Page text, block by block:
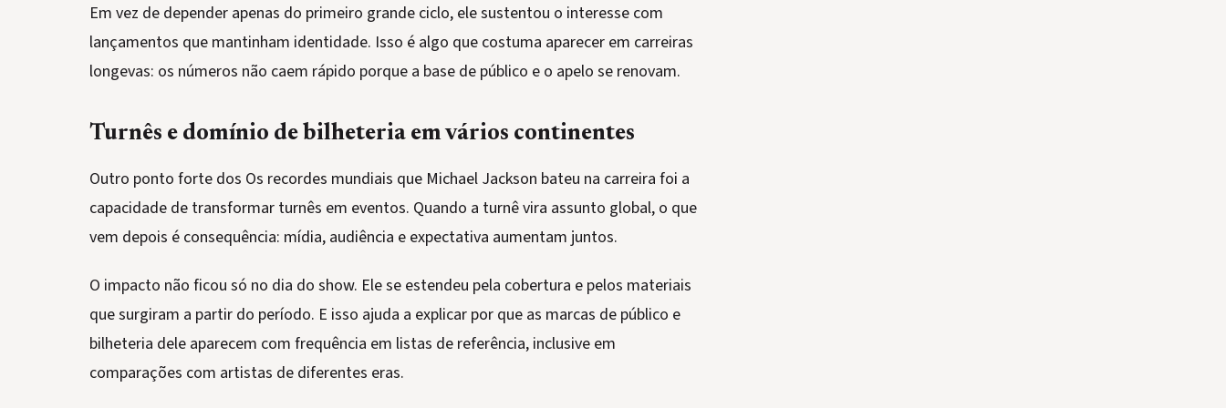
Em vez de depender apenas do primeiro grande ciclo, ele sustentou o interesse com
lançamentos que mantinham identidade. Isso é algo que costuma aparecer em carreiras
longevas: os números não caem rápido porque a base de público e o apelo se renovam.
Turnês e domínio de bilheteria em vários continentes
Outro ponto forte dos Os recordes mundiais que Michael Jackson bateu na carreira foi a
capacidade de transformar turnês em eventos. Quando a turnê vira assunto global, o que
vem depois é consequência: mídia, audiência e expectativa aumentam juntos.
O impacto não ficou só no dia do show. Ele se estendeu pela cobertura e pelos materiais
que surgiram a partir do período. E isso ajuda a explicar por que as marcas de público e
bilheteria dele aparecem com frequência em listas de referência, inclusive em
comparações com artistas de diferentes eras.